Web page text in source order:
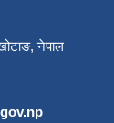
नेपाल